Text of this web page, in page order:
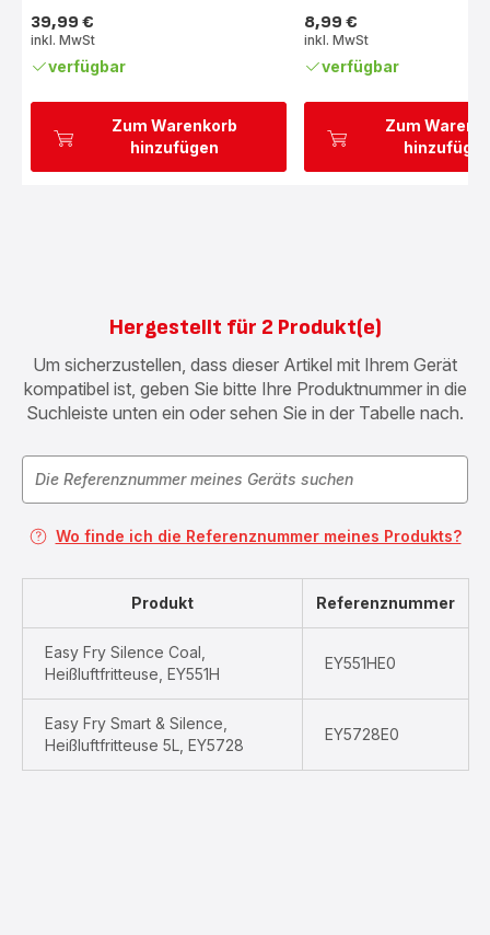
Zum Warenkorb
hinzufügen
Preis
39,99 €
inkl. MwSt
verfügbar
Zum
Preis
8,99 €
inkl. MwSt
verfügbar
Hergestellt für 2 Produkt(e)
Um sicherzustellen, dass dieser Artikel mit Ihrem Gerät
kompatibel ist, geben Sie bitte Ihre Produktnummer in die
Suchleiste unten ein oder sehen Sie in der Tabelle nach.
Wo finde ich die Referenznummer meines Produkts?
Produkt Referenznummer
Easy Fry Silence Coal,
Heißluftfritteuse, EY551H
EY551HE0
Easy Fry Smart & Silence,
Heißluftfritteuse 5L, EY5728
EY5728E0